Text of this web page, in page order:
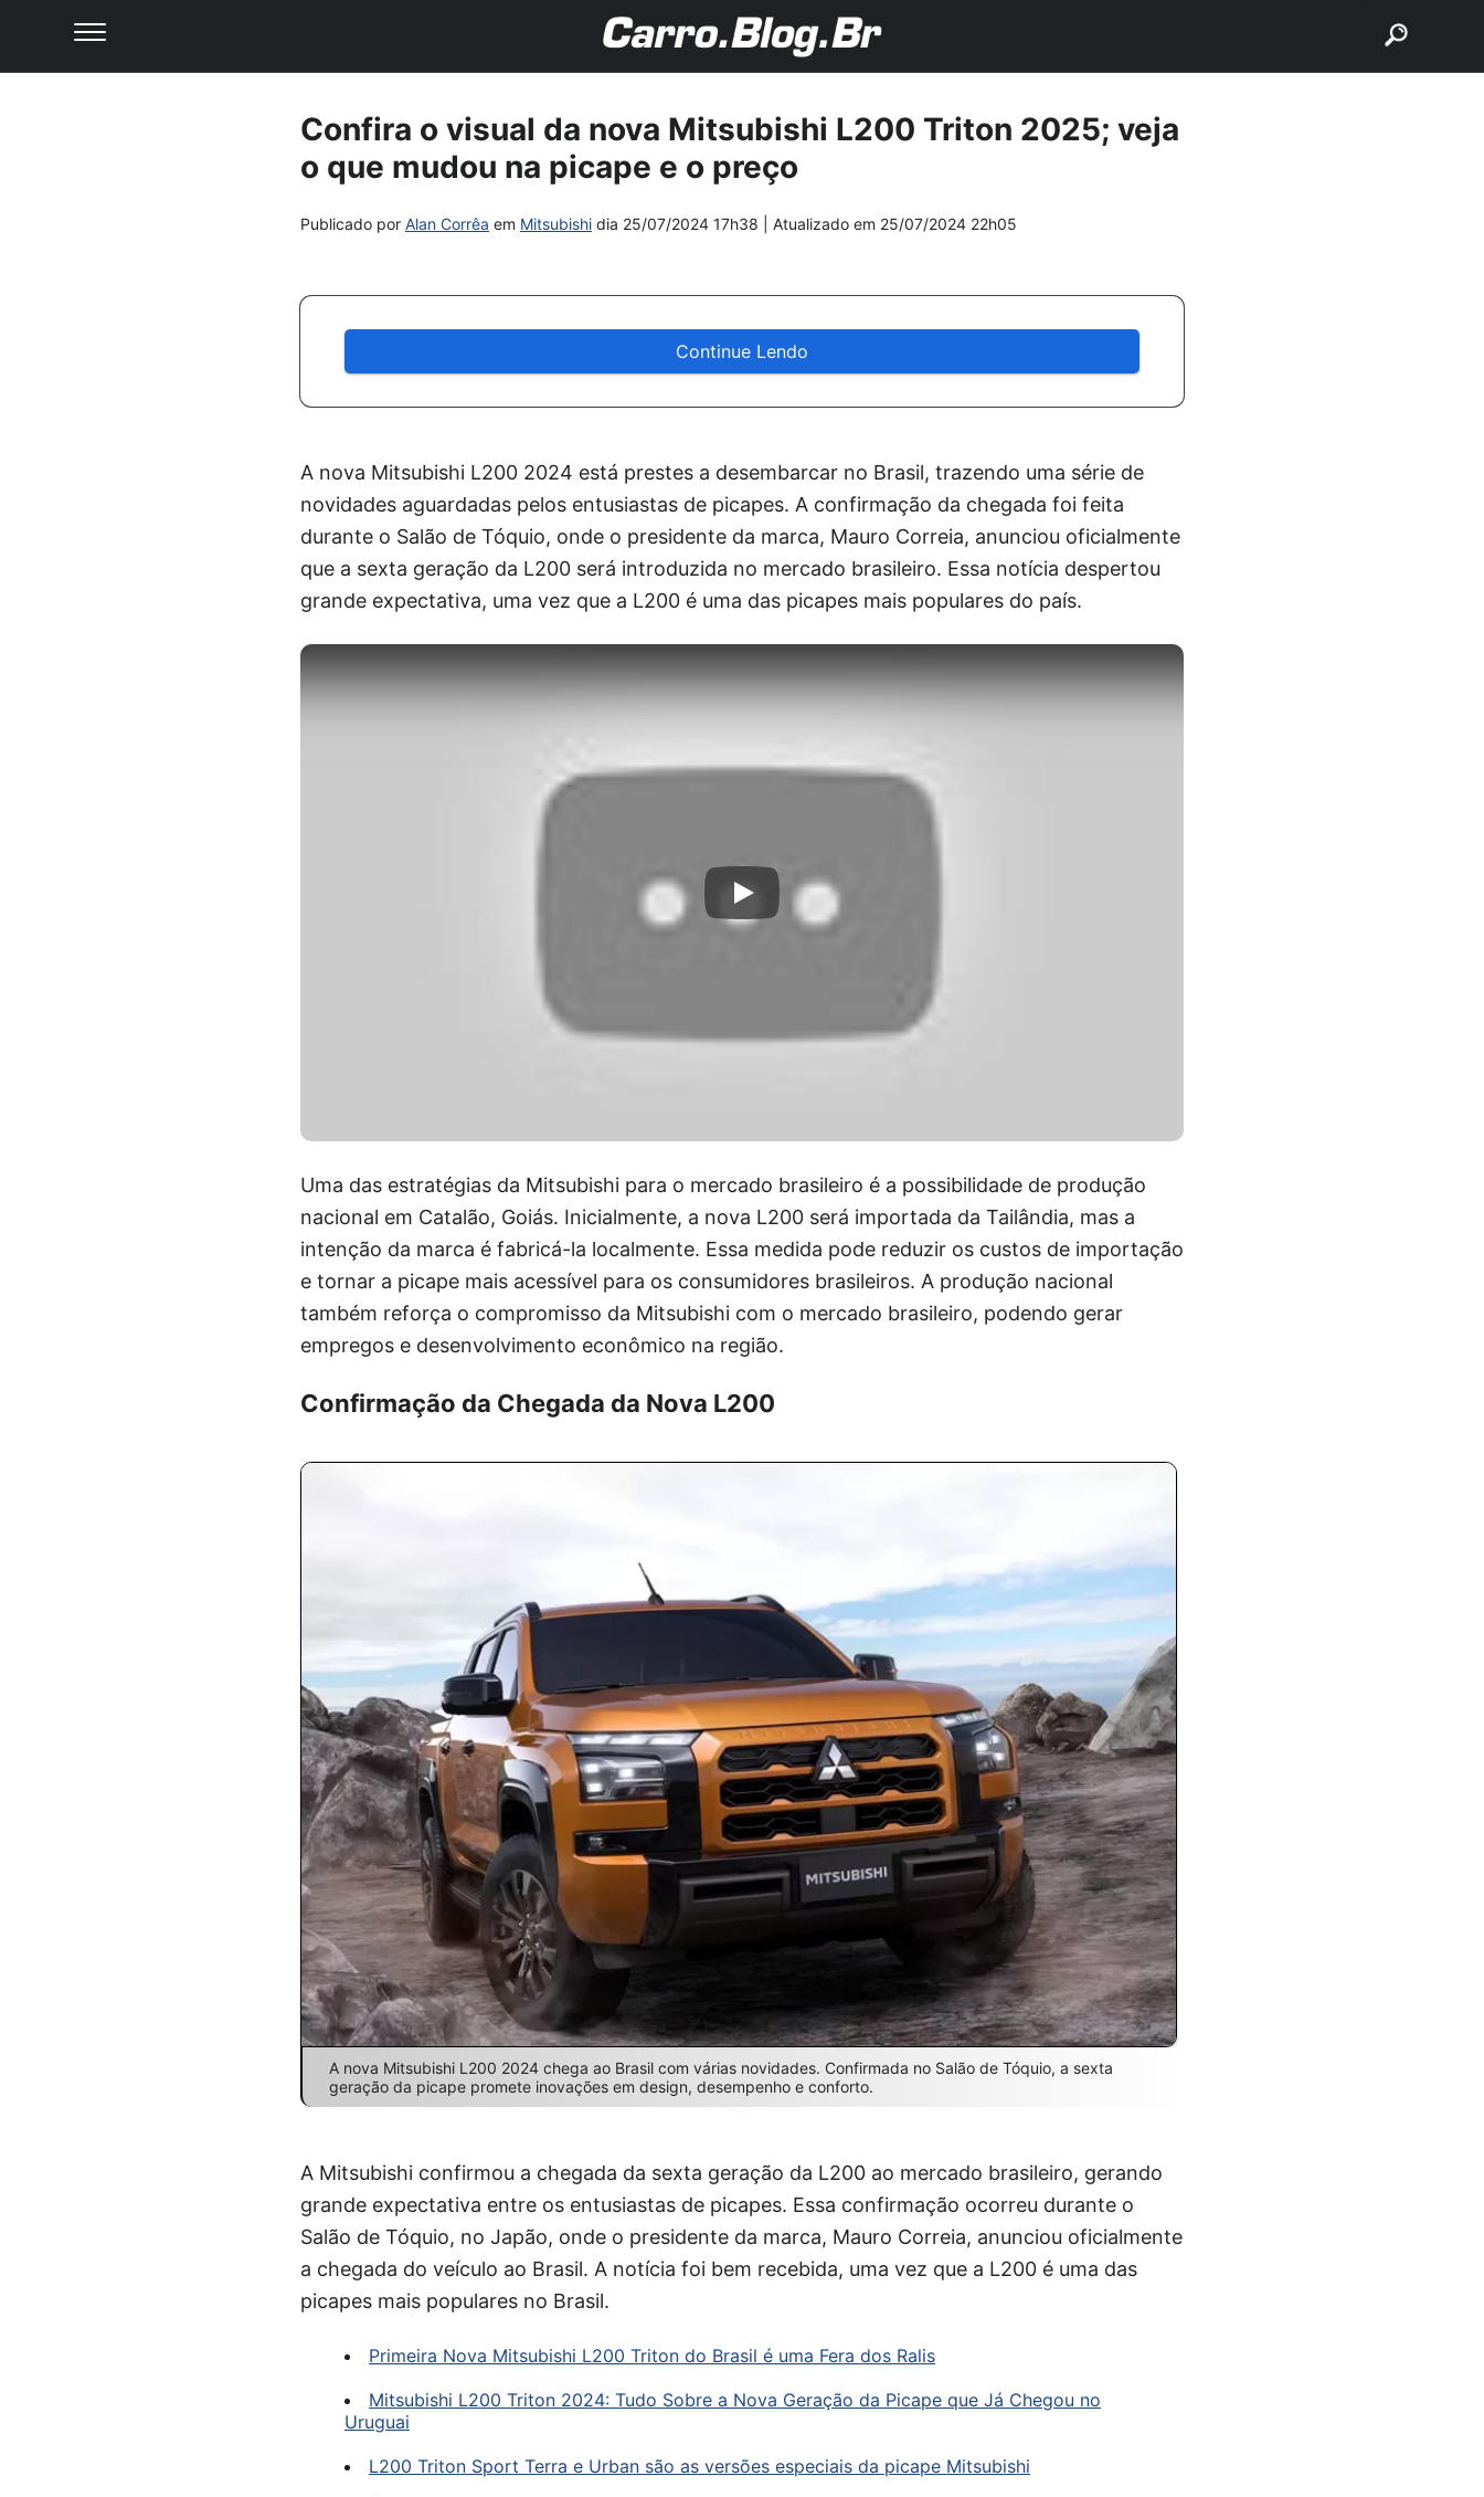
Confira o visual da nova Mitsubishi L200 Triton 2025; veja
o que mudou na picape e o preço
Publicado por Alan Corrêa em Mitsubishi dia 25/07/2024 17h38 | Atualizado em 25/07/2024 22h05
Continue Lendo
A nova Mitsubishi L200 2024 está prestes a desembarcar no Brasil, trazendo uma série de
novidades aguardadas pelos entusiastas de picapes. A confirmação da chegada foi feita
durante o Salão de Tóquio, onde o presidente da marca, Mauro Correia, anunciou oficialmente
que a sexta geração da L200 será introduzida no mercado brasileiro. Essa notícia despertou
grande expectativa, uma vez que a L200 é uma das picapes mais populares do país.
Uma das estratégias da Mitsubishi para o mercado brasileiro é a possibilidade de produção
nacional em Catalão, Goiás. Inicialmente, a nova L200 será importada da Tailândia, mas a
intenção da marca é fabricá-la localmente. Essa medida pode reduzir os custos de importação
e tornar a picape mais acessível para os consumidores brasileiros. A produção nacional
também reforça o compromisso da Mitsubishi com o mercado brasileiro, podendo gerar
empregos e desenvolvimento econômico na região.
Confirmação da Chegada da Nova L200
A nova Mitsubishi L200 2024 chega ao Brasil com várias novidades. Confirmada no Salão de Tóquio, a sexta
geração da picape promete inovações em design, desempenho e conforto.
A Mitsubishi confirmou a chegada da sexta geração da L200 ao mercado brasileiro, gerando
grande expectativa entre os entusiastas de picapes. Essa confirmação ocorreu durante o
Salão de Tóquio, no Japão, onde o presidente da marca, Mauro Correia, anunciou oficialmente
a chegada do veículo ao Brasil. A notícia foi bem recebida, uma vez que a L200 é uma das
picapes mais populares no Brasil.
Primeira Nova Mitsubishi L200 Triton do Brasil é uma Fera dos Ralis
Mitsubishi L200 Triton 2024: Tudo Sobre a Nova Geração da Picape que Já Chegou no
Uruguai
L200 Triton Sport Terra e Urban são as versões especiais da picape Mitsubishi